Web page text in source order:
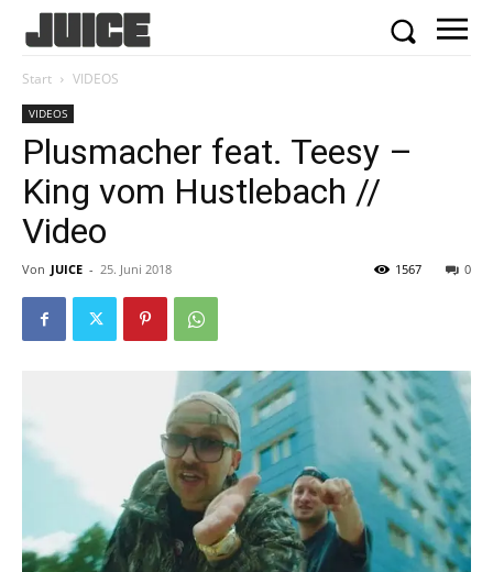
Start VIDEOS
VIDEOS
Plusmacher feat. Teesy –
King vom Hustlebach //
Video
Von JUICE - 25. Juni 2018 0
1567